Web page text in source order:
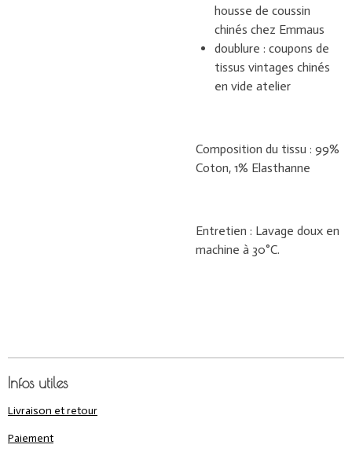
housse de coussin
chinés chez Emmaus
doublure : coupons de
tissus vintages chinés
en vide atelier
Composition du tissu : 99%
Coton, 1% Elasthanne
Entretien : Lavage doux en
machine à 30°C.
Infos utiles
Livraison et retour
Paiement